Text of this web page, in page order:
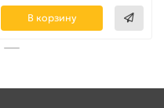
В корзину